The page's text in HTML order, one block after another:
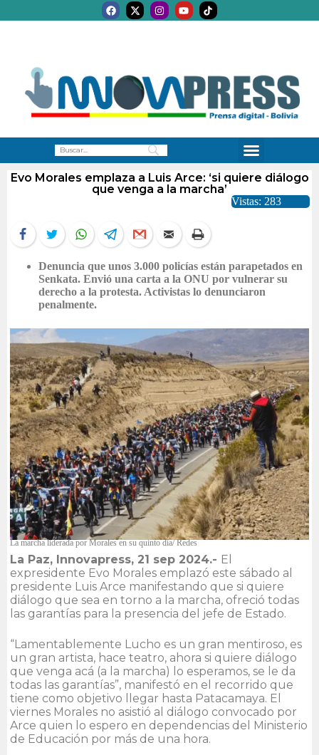
Evo Morales emplaza a Luis Arce: ‘si quiere diálogo
que venga a la marcha’
Vistas: 283
Denuncia que unos 3.000 policías están parapetados en
Senkata. Envió una carta a la ONU por vulnerar su
derecho a la protesta. Activistas lo denunciaron
penalmente.
La marcha liderada por Morales en su quinto día/ Redes
La Paz, Innovapress, 21 sep 2024.- El
expresidente Evo Morales emplazó este sábado al
presidente Luis Arce manifestando que si quiere
diálogo que sea en torno a la marcha, ofreció todas
las garantías para la presencia del jefe de Estado.
“Lamentablemente Lucho es un gran mentiroso, es
un gran artista, hace teatro, ahora si quiere diálogo
que venga acá (a la marcha) lo esperamos, se le da
todas las garantías”, manifestó en el recorrido que
tiene como objetivo llegar hasta Patacamaya. El
viernes Morales no asistió al diálogo convocado por
Arce quien lo espero en dependencias del Ministerio
de Educación por más de una hora.